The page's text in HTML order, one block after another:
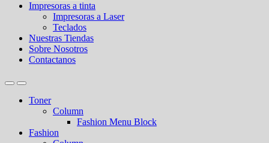
Impresoras a tinta
Impresoras a Laser
Teclados
Nuestras Tiendas
Sobre Nosotros
Contactanos
Toner
Column
Fashion Menu Block
Fashion